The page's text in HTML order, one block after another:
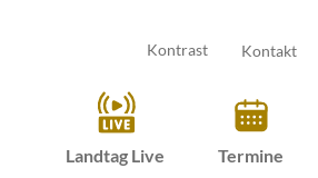
Kontrast Kontakt
Landtag Live Termine